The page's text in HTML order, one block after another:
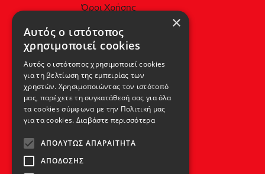
Όροι Χρήσης
Πολιτική Απορρήτου & Προστασίας
Προσωπικών Δεδομένων
ΕΠΙΚΟΙΝΩΝΙΑ
Αθήνα - Ελλάδα,
Λεωφ. Αθηνών 92,
104 42.
Τηλ: (+30) 210 5193 100
×
Αυτός ο ιστότοπος
χρησιμοποιεί cookies
Αυτός ο ιστότοπος χρησιμοποιεί cookies
για τη βελτίωση της εμπειρίας των
χρηστών. Χρησιμοποιώντας τον ιστότοπό
μας, παρέχετε τη συγκατάθεσή σας για όλα
τα cookies σύμφωνα με την Πολιτική μας
για τα cookies. Διαβάστε περισσότερα
ΑΠΟΛΎΤΩΣ ΑΠΑΡΑΊΤΗΤΑ
ΑΠΌΔΟΣΗΣ